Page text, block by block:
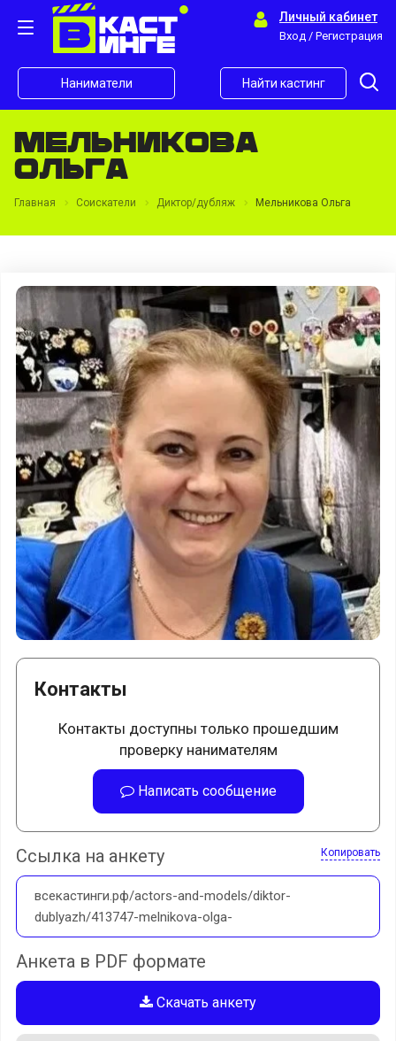
Личный кабинет
Вход / Регистрация
Наниматели Найти кастинг
Мельникова
Ольга
Главная Соискатели Диктор/дубляж Мельникова Ольга
Контакты
Контакты доступны только прошедшим
проверку нанимателям
Написать сообщение
Ссылка на анкету Копировать
всекастинги.рф/actors-and-models/diktor-
dublyazh/413747-melnikova-olga-
Анкета в PDF формате
Скачать анкету